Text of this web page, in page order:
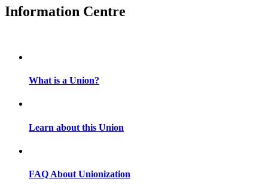
Information Centre
What is a Union?
Learn about this Union
FAQ About Unionization